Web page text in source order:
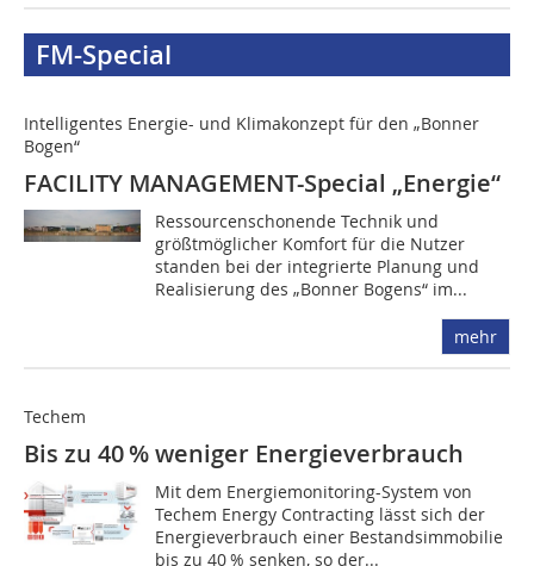
FM-Special
Intelligentes Energie- und Klimakonzept für den „Bonner
Bogen“
FACILITY MANAGEMENT-Special „Energie“
Ressourcenschonende Technik und
größtmöglicher Komfort für die Nutzer
standen bei der integrierte Planung und
Realisierung des „Bonner Bogens“ im...
mehr
Techem
Bis zu 40 % weniger Energieverbrauch
Mit dem Energiemonitoring-System von
Techem Energy Contracting lässt sich der
Energieverbrauch einer Bestands­immobilie
bis zu 40 % senken, so der...